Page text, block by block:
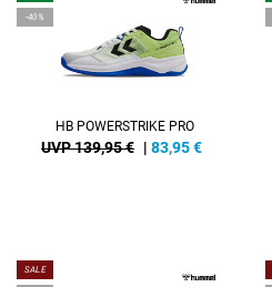
-40%
HB POWERSTRIKE PRO
UVP 139,95 € | 83,95€
SALE